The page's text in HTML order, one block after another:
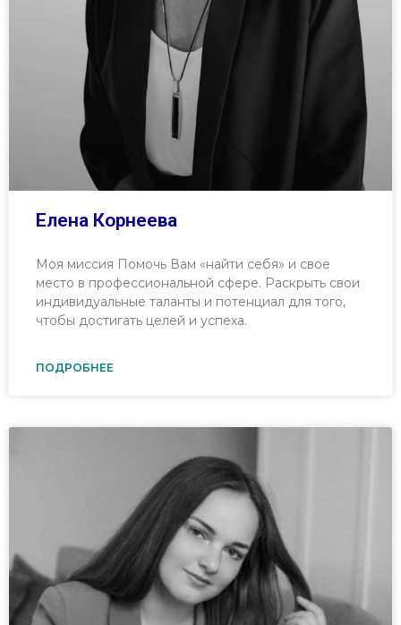
Елена Корнеева
Моя миссия Помочь Вам «найти себя» и свое
место в профессиональной сфере. Раскрыть свои
индивидуальные таланты и потенциал для того,
чтобы достигать целей и успеха.
ПОДРОБНЕЕ